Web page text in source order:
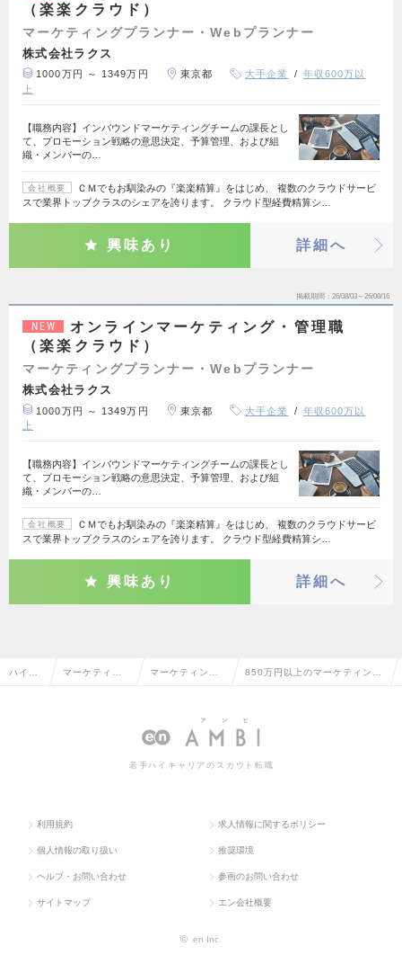
（楽楽クラウド）
マーケティングプランナー・Webプランナー
株式会社ラクス
1000万円 ～ 1349万円 東京都 大手企業
年収600万以
上
【職務内容】インバウンドマーケティングチームの課長とし
て、プロモーション戦略の意思決定、予算管理、および組
織・メンバーの…
会社概要
ＣＭでもお馴染みの『楽楽精算』をはじめ、 複数のクラウドサービ
スで業界トップクラスのシェアを誇ります。 クラウド型経費精算シ…
興味あり 詳細へ
掲載期間 26/08/03～26/08/16
NEW
オンラインマーケティング・管理職
（楽楽クラウド）
マーケティングプランナー・Webプランナー
株式会社ラクス
1000万円 ～ 1349万円 東京都 大手企業
年収600万以
上
【職務内容】インバウンドマーケティングチームの課長とし
て、プロモーション戦略の意思決定、予算管理、および組
織・メンバーの…
会社概要
ＣＭでもお馴染みの『楽楽精算』をはじめ、 複数のクラウドサービ
スで業界トップクラスのシェアを誇ります。 クラウド型経費精算シ…
興味あり 詳細へ
ハイク マーケティン マーケティング
bプランナー
850万円以上のマーケティング
転職・求人情報一覧
若手ハイキャリアのスカウト転職
利用規約 求人情報に関するポリシー
個人情報の取り扱い 推奨環境
ヘルプ・お問い合わせ 参画のお問い合わせ
サイトマップ エン会社概要
© en Inc.